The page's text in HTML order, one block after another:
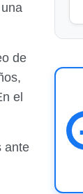
de
el
ante